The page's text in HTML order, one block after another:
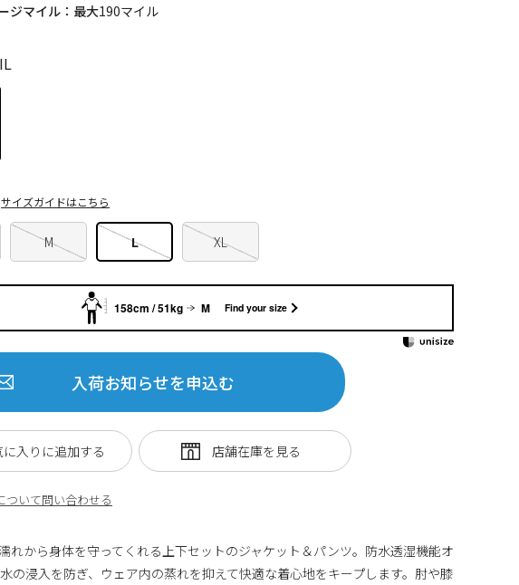
ジマイル：最大190マイル
M L XL
サイズガイドはこちら
入荷お知らせを申込む
ついて問い合わせる
に入りに追加する
れから身体を守ってくれる上下セットのジャケット＆パンツ。防水透湿機能オ
の浸入を防ぎ、ウェア内の蒸れを抑えて快適な着心地をキープします。肘や膝
158cm / 51kg M Find your size